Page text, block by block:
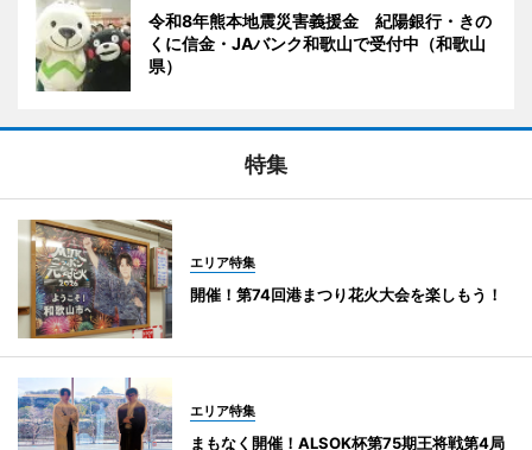
令和8年熊本地震災害義援金 紀陽銀行・きの
くに信金・JAバンク和歌山で受付中（和歌山
県）
特集
エリア特集
開催！第74回港まつり花火大会を楽しもう！
エリア特集
まもなく開催！ALSOK杯第75期王将戦第4局